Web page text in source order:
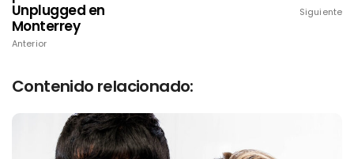
Unplugged en
Monterrey
Anterior
Siguiente
Contenido relacionado: